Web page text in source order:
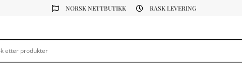
 NORSK NETTBUTIKK  RASK LEVERING